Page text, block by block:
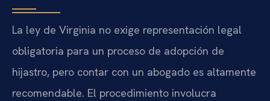
La ley de Virginia no exige representación legal
obligatoria para un proceso de adopción de
hijastro, pero contar con un abogado es altamente
recomendable. El procedimiento involucra